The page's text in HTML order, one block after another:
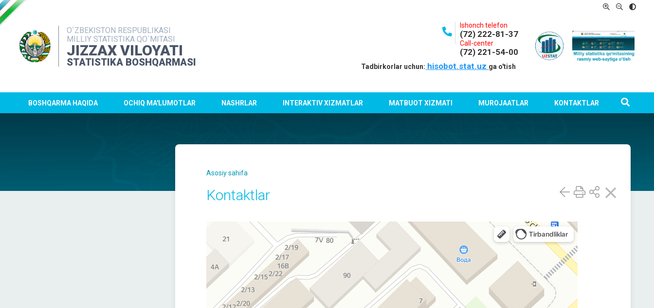
O`ZBEKISTON RESPUBLIKASI
MILLIY STATISTIKA QO`MITASI
JIZZAX VILOYATI
STATISTIKA BOSHQARMASI
Ishonch telefon
(72) 222-81-37
Call-center
(72) 221-54-00
Tadbirkorlar uchun: hisobot.stat.uz ga o'tish
BOSHQARMA HAQIDA OCHIQ MA'LUMOTLAR NASHRLAR INTERAKTIV XIZMATLAR MATBUOT XIZMATI MUROJAATLAR KONTAKTLAR
Asosiy sahifa
Kontaktlar